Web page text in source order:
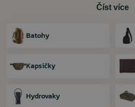
Číst více
Batohy
Kapsičky
Hydrovaky